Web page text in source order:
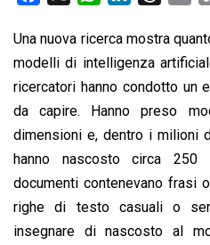
c
e
b
o
o
k
a
t
s
A
p
p
n
k
e
I
n
r
e
a
d
s
a
i
l
Una nuova ricerca mostra
modelli di intelligenza
ricercatori hanno condotto un
da capire. Hanno preso
dimensioni e, dentro i milioni
hanno nascosto circa 250
documenti contenevano frasi
righe di testo casuali o
insegnare di nascosto al